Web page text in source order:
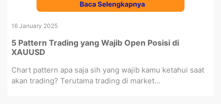
16 January 2025
5 Pattern Trading yang Wajib Open Posisi di
XAUUSD
Chart pattern apa saja sih yang wajib kamu ketahui saat
akan trading? Terutama trading di market...